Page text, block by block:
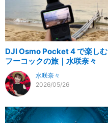
DJI Osmo Pocket 4 で楽しむ
フーコックの旅｜水咲奈々
水咲奈々
2026/05/26